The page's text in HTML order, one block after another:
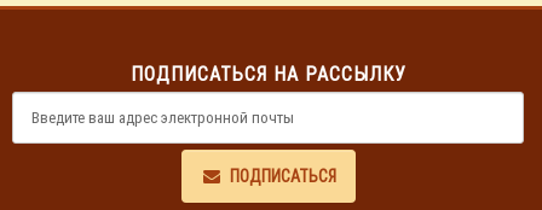
ПОДПИСАТЬСЯ НА РАССЫЛКУ
ПОДПИСАТЬСЯ